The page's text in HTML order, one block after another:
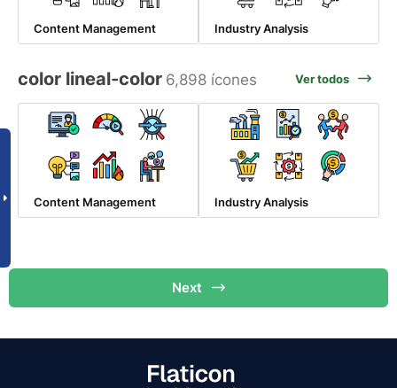
Content Management Industry Analysis
color lineal-color 6,898 ícones Ver todos
Content Management Industry Analysis
Next